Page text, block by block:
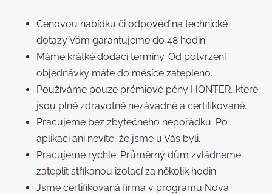
Cenovou nabídku či odpověď na technické
dotazy Vám garantujeme do 48 hodin.
Máme krátké dodací termíny. Od potvrzení
objednávky máte do měsíce zatepleno.
Používáme pouze prémiové pěny HONTER, které
jsou plně zdravotně nezávadné a certifikované.
Pracujeme bez zbytečného nepořádku. Po
aplikaci ani nevíte, že jsme u Vás byli.
Pracujeme rychle. Průměrný dům zvládneme
zateplit stříkanou izolací za několik hodin.
Jsme certifikovaná firma v programu Nová